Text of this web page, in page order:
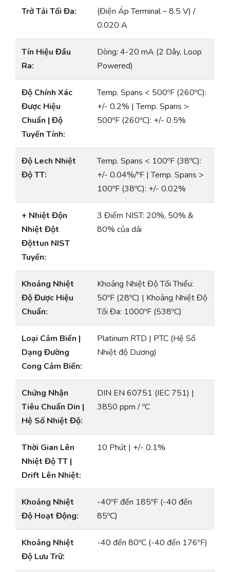
Trở Tải Tối Đa:
(Điện Áp Terminal – 8.5 V) /
0.020 A
Tín Hiệu Đầu
Ra:
Dòng: 4-20 mA (2 Dây, Loop
Powered)
Độ Chính Xác
Được Hiệu
Chuẩn | Độ
Tuyến Tính:
Temp. Spans < 500ºF (260ºC):
+/- 0.2% | Temp. Spans >
500ºF (260ºC): +/- 0.5%
Độ Lech Nhiệt
Độ TT:
Temp. Spans < 100ºF (38ºC):
+/- 0.04%/ºF | Temp. Spans >
100ºF (38ºC): +/- 0.02%
+ Nhiệt Độn
Nhiệt Đột
Độttun NIST
Tuyến:
3 Điểm NIST: 20%, 50% &
80% của dải
Khoảng Nhiệt
Độ Được Hiệu
Chuẩn:
Khoảng Nhiệt Độ Tối Thiểu:
50ºF (28ºC) | Khoảng Nhiệt Độ
Tối Đa: 1000ºF (538ºC)
Loại Cảm Biến |
Dạng Đường
Cong Cảm Biến:
Platinum RTD | PTC (Hệ Số
Nhiệt độ Dương)
Chứng Nhận
Tiêu Chuẩn Din |
Hệ Số Nhiệt Độ:
DIN EN 60751 (IEC 751) |
3850 ppm / ºC
Thời Gian Lên
Nhiệt Độ TT |
Drift Lên Nhiệt:
10 Phút | +/- 0.1%
Khoảng Nhiệt
Độ Hoạt Động:
-40ºF đến 185ºF (-40 đến
85ºC)
Khoảng Nhiệt
Độ Lưu Trữ:
-40 đến 80ºC (-40 đến 176ºF)